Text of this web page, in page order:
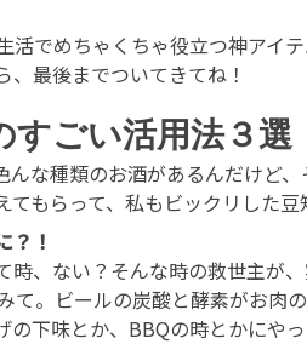
でめちゃくちゃ役立つ神アイ
最後までついてきてね！
ごい活用法３選
な種類のお酒があるんだけど
もらって、私もビックリした豆
？！
、ない？そんな時の救世主が、
。ビールの炭酸と酵素がお肉
下味とか、BBQの時とかにや